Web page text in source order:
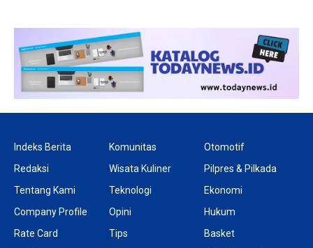
Indeks Berita
Redaksi
Tentang Kami
Company Profile
Rate Card
Komunitas
Wisata Kuliner
Teknologi
Opini
Tips
Otomotif
Pilpres & Pilkada
Ekonomi
Hukum
Basket